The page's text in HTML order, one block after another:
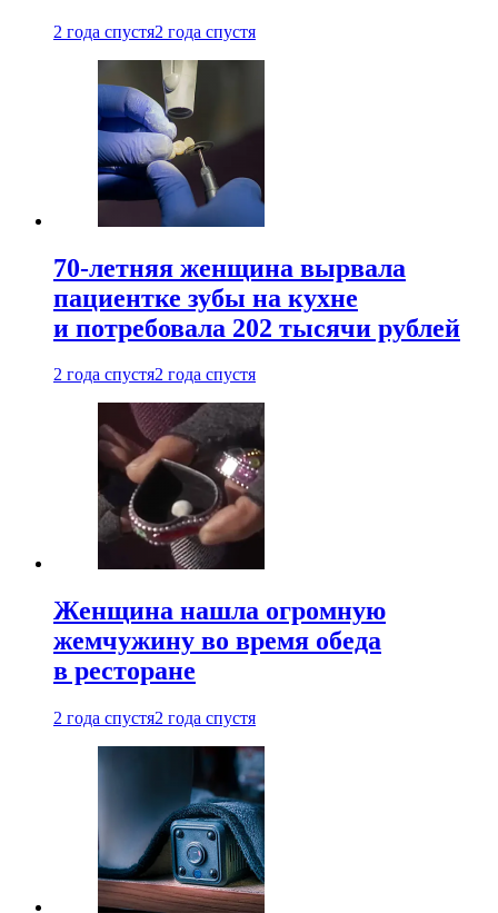
2 года спустя2 года спустя
70-летняя женщина вырвала
пациентке зубы на кухне
и потребовала 202 тысячи рублей
2 года спустя2 года спустя
Женщина нашла огромную
жемчужину во время обеда
в ресторане
2 года спустя2 года спустя